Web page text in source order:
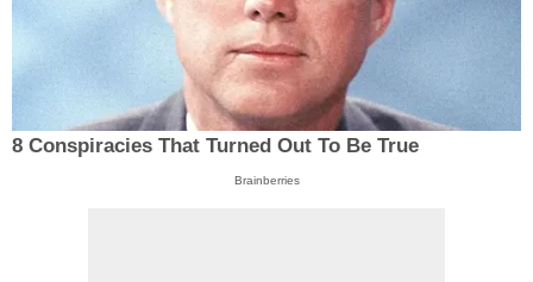
8 Conspiracies That Turned Out To Be True
Brainberries